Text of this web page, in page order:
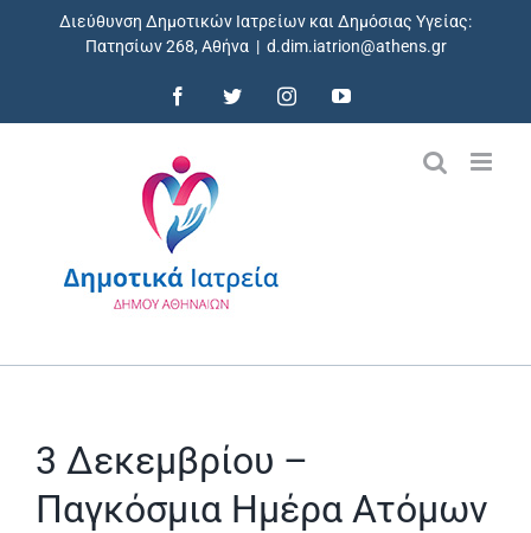
Διεύθυνση Δημοτικών Ιατρείων και Δημόσιας Υγείας:
Πατησίων 268, Αθήνα | d.dim.iatrion@athens.gr
FacebookTwitterInstagramYouTube
3 Δεκεμβρίου –
Παγκόσμια Ημέρα Ατόμων